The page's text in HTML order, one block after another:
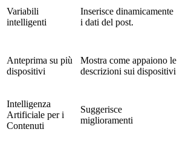
Variabili
intelligenti
Inserisce dinamicamente
i dati del post.
Anteprima su più
dispositivi
Mostra come appaiono le
descrizioni sui dispositivi
Intelligenza
Artificiale per i
Contenuti
Suggerisce
miglioramenti